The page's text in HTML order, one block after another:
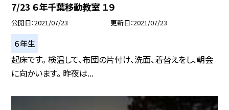
7/23 ６年千葉移動教室 １９
公開日 2021/07/23 更新日 2021/07/23
６年生
起床です。 検温して、布団の片付け、洗面、着替えをし、朝会
に向かいます。 昨夜は...